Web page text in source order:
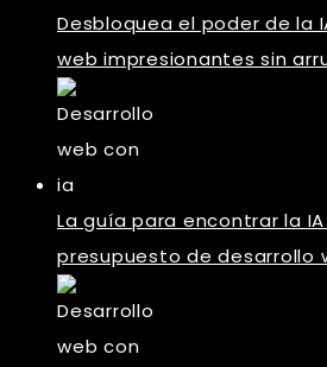
Desbloquea el poder de la
web impresionantes sin
La guía para encontrar la
presupuesto de desarrollo